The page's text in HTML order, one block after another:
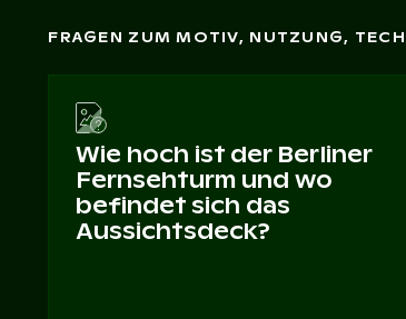
FRAGEN ZUM MOTIV, NUTZUNG,
Wie hoch ist der Berliner
Fernsehturm und wo
befindet sich das
Aussichtsdeck?